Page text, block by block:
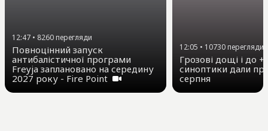
12:47 • 8260 перегляди
Повноцінний запуск
антибалістичної програми
Freyja заплановано на середину
2027 року - Fire Point
12:05 • 10730перегляди
Грозові дощі і до
синоптики дали
серпня